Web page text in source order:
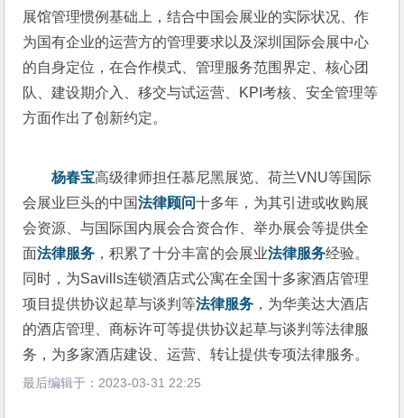
展馆管理惯例基础上，结合中国会展业的实际状况、作
为国有企业的运营方的管理要求以及深圳国际会展中心
的自身定位，在合作模式、管理服务范围界定、核心团
队、建设期介入、移交与试运营、KPI考核、安全管理等
方面作出了创新约定。
杨春宝高级律师担任慕尼黑展览、荷兰VNU等国际
会展业巨头的中国法律顾问十多年，为其引进或收购展
会资源、与国际国内展会合资合作、举办展会等提供全
面法律服务 ，积累了十分丰富的会展业法律服务经验。
同时，为Savills连锁酒店式公寓在全国十多家酒店管理
项目提供协议起草与谈判等法律服务 ，为华美达大酒店
的酒店管理、商标许可等提供协议起草与谈判等法律服
务，为多家酒店建设、运营、转让提供专项法律服务。
最后编辑于： 2023-03-31 22:25